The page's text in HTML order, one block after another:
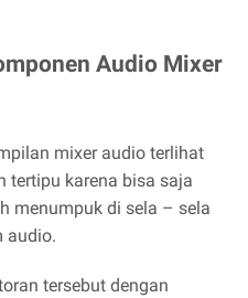
Audio Mixer
mixer audio terlihat
tertipu karena bisa saja
menumpuk di sela – sela
audio.
tersebut dengan